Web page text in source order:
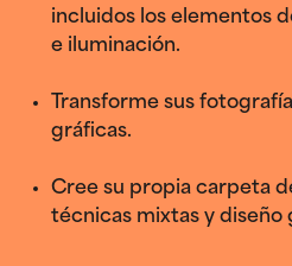
incluidos los elementos
e iluminación.
Transforme sus
gráficas.
Cree su propia carpeta
técnicas mixtas y diseño